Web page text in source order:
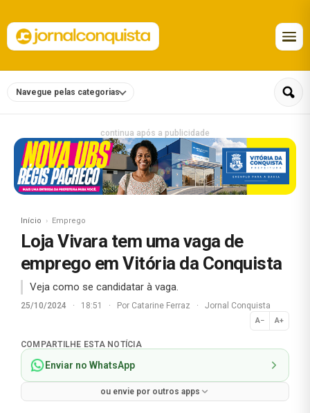
Navegue pelas categorias
continua após a publicidade
Início Emprego
Loja Vivara tem uma vaga de
emprego em Vitória da Conquista
Veja como se candidatar à vaga.
25/10/2024 · 18:51 · Por Catarine Ferraz · Jornal Conquista
A− A+
Normal
COMPARTILHE ESTA NOTÍCIA
Enviar no WhatsApp
ou envie por outros apps